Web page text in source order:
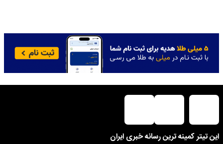
این تیتر کمینه ترین رسانه خبری ایران